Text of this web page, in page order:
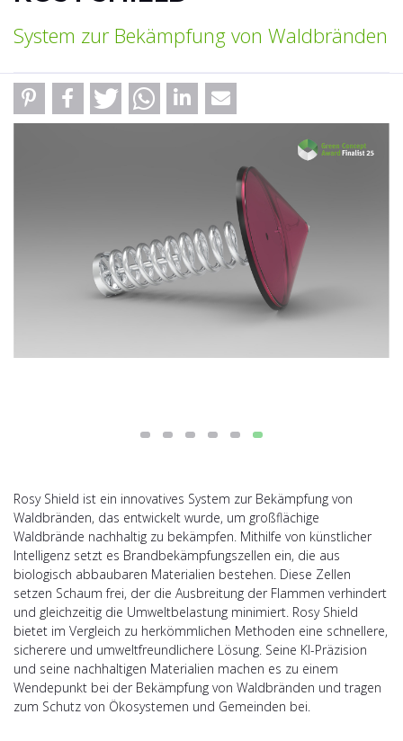
System zur Bekämpfung von Waldbränden
Rosy Shield ist ein innovatives System zur Bekämpfung von
Waldbränden, das entwickelt wurde, um großflächige
Waldbrände nachhaltig zu bekämpfen. Mithilfe von künstlicher
Intelligenz setzt es Brandbekämpfungszellen ein, die aus
biologisch abbaubaren Materialien bestehen. Diese Zellen
setzen Schaum frei, der die Ausbreitung der Flammen verhindert
und gleichzeitig die Umweltbelastung minimiert. Rosy Shield
bietet im Vergleich zu herkömmlichen Methoden eine schnellere,
sicherere und umweltfreundlichere Lösung. Seine KI-Präzision
und seine nachhaltigen Materialien machen es zu einem
Wendepunkt bei der Bekämpfung von Waldbränden und tragen
zum Schutz von Ökosystemen und Gemeinden bei.